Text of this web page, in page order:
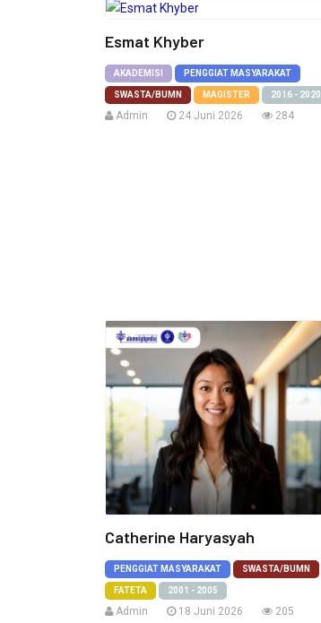
Esmat Khyber
AKADEMISI PENGGIAT MASYARAKAT
SWASTA/BUMN MAGISTER 2016 - 2020
Admin 24 Juni 2026 284
Catherine Haryasyah
PENGGIAT MASYARAKAT SWASTA/BUMN
FATETA 2001 - 2005
Admin 18 Juni 2026 205